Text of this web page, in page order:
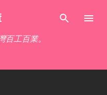
容
工百業。